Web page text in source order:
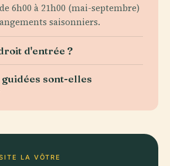
6h00 à 21h00 (mai-septembre)
saisonniers.
d'entrée ?
sont-elles
LA VÔTRE